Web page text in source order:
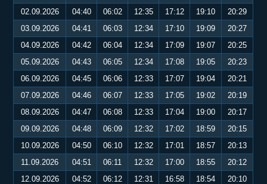
02.09.2026
04:40 06:02 12:35 17:12 19:10
20:29
03.09.2026
04:41 06:03 12:34 17:10 19:09
20:27
04.09.2026
04:42 06:04 12:34 17:09 19:07
20:25
05.09.2026
04:43 06:05 12:34 17:08 19:05
20:23
06.09.2026
04:45 06:06 12:33 17:07 19:04
20:21
07.09.2026
04:46 06:07 12:33 17:05 19:02
20:19
08.09.2026
04:47 06:08 12:33 17:04 19:00
20:17
09.09.2026
04:48 06:09 12:32 17:02 18:59
20:15
10.09.2026
04:50 06:10 12:32 17:01 18:57
20:13
11.09.2026
04:51 06:11 12:32 17:00 18:55
20:12
12.09.2026
04:52 06:12 12:31 16:58 18:54
20:10